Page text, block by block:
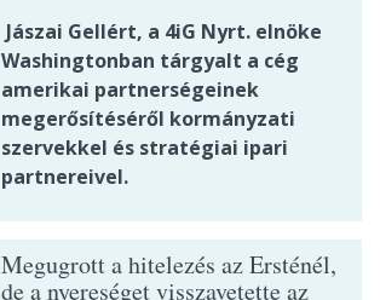
Jászai Gellért, a 4iG Nyrt. elnöke
Washingtonban tárgyalt a cég
amerikai partnerségeinek
megerősítéséről kormányzati
szervekkel és stratégiai ipari
partnereivel.
Megugrott a hitelezés az Ersténél,
de a nyereséget visszavetette az